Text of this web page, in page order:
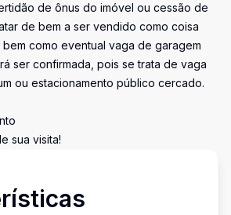
de ônus do imóvel ou cessão de
de bem a ser vendido como coisa
como eventual vaga de garagem
ser confirmada, pois se trata de vaga
ou estacionamento público cercado.
sua visita!